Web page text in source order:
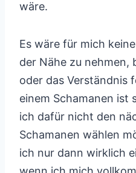
wäre.
Es wäre für mich
der Nähe zu nehmen,
oder das Verständnis
einem Schamanen ist
ich dafür nicht den
Schamanen wählen
ich nur dann wirklich